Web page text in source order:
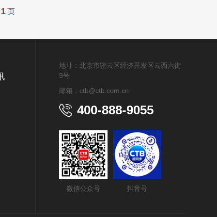
1页
地址：北京市密云区经济开发区云西六街
9号
邮箱：ctb@ctb.com.cn
400-888-9055
微信公众号 抖音号